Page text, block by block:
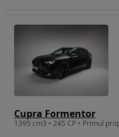
Cupra Formentor